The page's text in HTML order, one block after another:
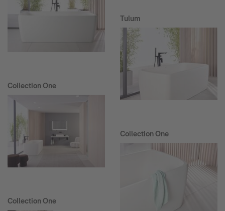
Collection One
Collection One
Tulum
Collection One